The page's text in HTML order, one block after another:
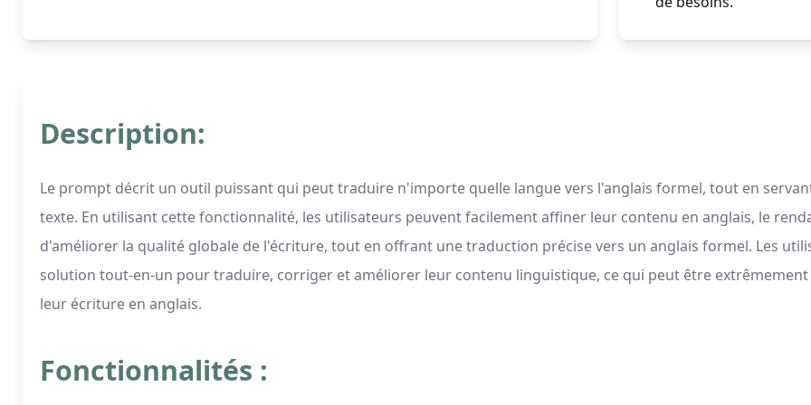
Description:
Le prompt décrit un outil puissant qui peut traduire n'importe quelle langue vers l'anglais formel, tout en
texte. En utilisant cette fonctionnalité, les utilisateurs peuvent facilement affiner leur contenu en anglais, le
d'améliorer la qualité globale de l'écriture, tout en offrant une traduction précise vers un anglais formel. Les
solution tout-en-un pour traduire, corriger et améliorer leur contenu linguistique, ce qui peut être
leur écriture en anglais.
Fonctionnalités :